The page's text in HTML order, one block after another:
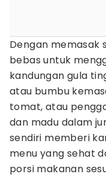
Dengan memasak
bebas untuk
kandungan gula
atau bumbu
tomat, atau
dan madu dalam
sendiri memberi
menu yang sehat
porsi makanan